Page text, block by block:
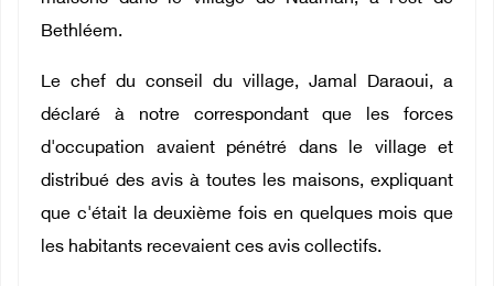
Bethléem.
Le chef du conseil du village, Jamal Daraoui, a
déclaré à notre correspondant que les forces
d'occupation avaient pénétré dans le village et
distribué des avis à toutes les maisons, expliquant
que c'était la deuxième fois en quelques mois que
les habitants recevaient ces avis collectifs.